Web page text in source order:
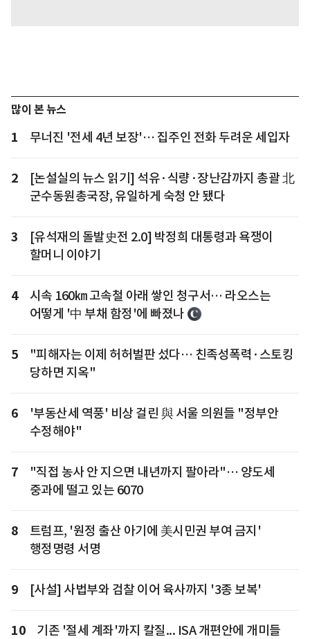
많이 본 뉴스
1 무너진 '전세 4년 보장'… 집주인 전화 두려운 세입자
2
[논설실의 뉴스 읽기] 석유·식량·장난감까지 총괄 北
군수동원총국장, 유일하게 숙청 안 됐다
3
[유석재의 돌발史전 2.0] 박정희 대통령과 욕쟁이
할머니 이야기
4
시속 160㎞ 고속철 아래 쌓인 청구서… 라오스는
어떻게 '中 부채 함정'에 빠졌나
5
"피해자는 이제 허허벌판 섰다… 친족성폭력·스토킹
당하면 지옥"
6
'부동산세 역풍' 비상 걸린 與 서울 의원들 "정부안
수정해야"
7
"직접 농사 안 지으면 내년까지 팔아라"… 양도세
중과에 떨고 있는 6070
8
트럼프, '원정 출산 아기에 美시민권 부여 금지'
행정명령 서명
9 [사설] 사법부와 검찰 이어 육사까지 '3종 보복'
10
기존 '절세 계좌'까지 칼질... ISA 개편안에 개미들